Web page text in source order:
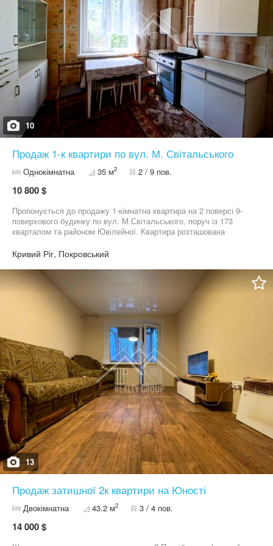
10
Продаж 1-к квартири по вул. М. Світальського
Однокімнатна 35 м2 2 / 9 пов.
10 800 $
Пропонується до продажу 1-кімнатна квартира на 2 поверсі 9-
поверхового будинку по вул. М.Світальського, поруч із 173
кварталом та районом Ювілейної. Квартира розташована
тихий двір, що забезпечує комфорт і затишок. Простора кухня
стане окремою перевагою для тих, хто цінує комфорт і простір.
Є засклений балкон, суміжний санвузол, встановлені
металопластикові вікна, бойлер та двофазний електролічильник.
Будинок під управлінням ОСББ, обладнаний теплолічильником,
що дозволяє економити на комунальних платежах. Під’їзд
чистий та доглянутий, ліфт працює. Квартира без сучасного
ремонту, тому у вас є чудова можливість зробити все на
власний смак, не переплачуючи за чужі дизайнерські рішення.
Поруч із будинком є все необхідне для комфортного життя:
ринок, магазини, дитячий садок, школа, зупинки громадського
транспорту та інші об’єкти інфраструктури. Документи повністю
готові до продажу. Швидкий вихід на угоду. Телефонуйте, щоб
отримати додаткову інформацію та домовитися про перегляд.
Ця квартира може стати вашим новим затишним домом!
Кривий Ріг, Покровський
13
Продаж затишної 2к квартири на Юності
Двокімнатна 43.2 м2 3 / 4 пов.
14 000 $